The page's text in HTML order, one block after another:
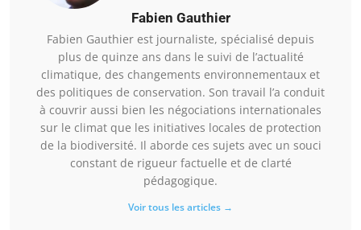
Fabien Gauthier
Fabien Gauthier est journaliste, spécialisé depuis
plus de quinze ans dans le suivi de l’actualité
climatique, des changements environnementaux et
des politiques de conservation. Son travail l’a conduit
à couvrir aussi bien les négociations internationales
sur le climat que les initiatives locales de protection
de la biodiversité. Il aborde ces sujets avec un souci
constant de rigueur factuelle et de clarté
pédagogique.
Voir tous les articles →